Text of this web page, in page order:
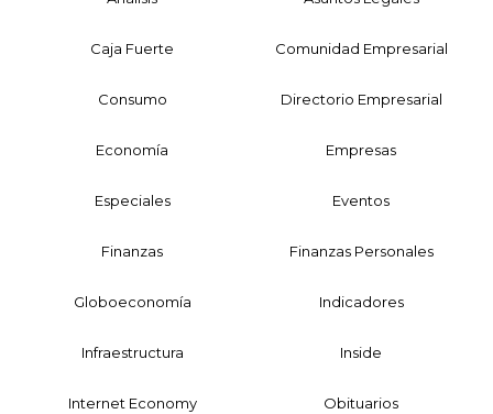
Caja Fuerte Comunidad Empresarial
Consumo Directorio Empresarial
Economía Empresas
Especiales Eventos
Finanzas Finanzas Personales
Globoeconomía Indicadores
Infraestructura Inside
Internet Economy Obituarios